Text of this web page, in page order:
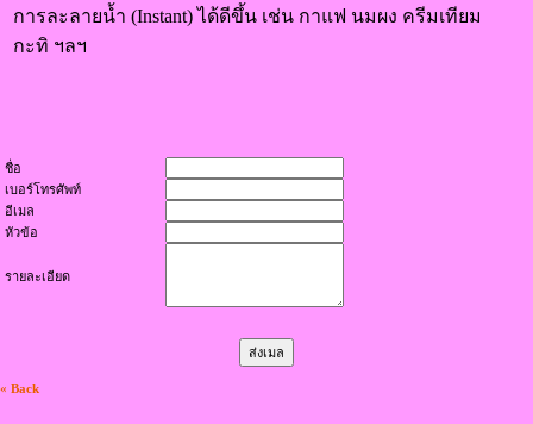
การละลายน้ำ (Instant) ได้ดีขึ้น เช่น กาแฟ นมผง ครีมเทียม
กะทิ ฯลฯ
ชื่อ
เบอร์โทรศัพท์
อีเมล
หัวข้อ
รายละเอียด
« Back